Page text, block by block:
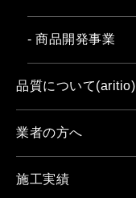
- 商品開発事業
品質について(aritio)
業者の方へ
施工実績